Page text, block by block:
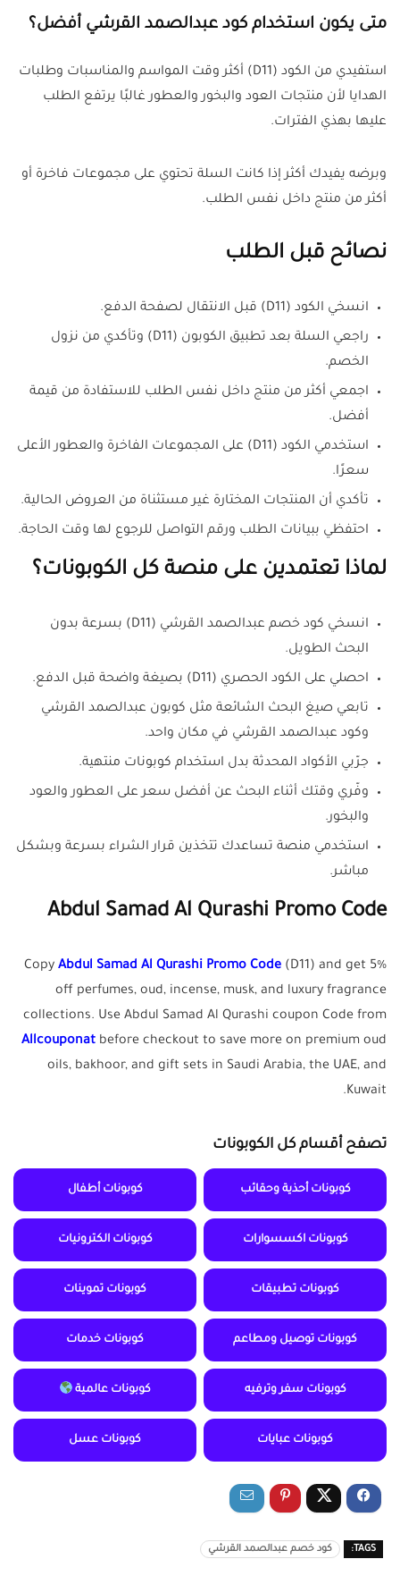
متى يكون استخدام كود عبدالصمد القرشي أفضل؟
استفيدي من الكود (D11) أكثر وقت المواسم والمناسبات وطلبات
الهدايا لأن منتجات العود والبخور والعطور غالبًا يرتفع الطلب
عليها بهذي الفترات.
وبرضه يفيدك أكثر إذا كانت السلة تحتوي على مجموعات فاخرة أو
أكثر من منتج داخل نفس الطلب.
نصائح قبل الطلب
انسخي الكود (D11) قبل الانتقال لصفحة الدفع.
راجعي السلة بعد تطبيق الكوبون (D11) وتأكدي من نزول
الخصم.
اجمعي أكثر من منتج داخل نفس الطلب للاستفادة من قيمة
أفضل.
استخدمي الكود (D11) على المجموعات الفاخرة والعطور الأعلى
سعرًا.
تأكدي أن المنتجات المختارة غير مستثناة من العروض الحالية.
احتفظي ببيانات الطلب ورقم التواصل للرجوع لها وقت الحاجة.
لماذا تعتمدين على منصة كل الكوبونات؟
انسخي كود خصم عبدالصمد القرشي (D11) بسرعة بدون
البحث الطويل.
احصلي على الكود الحصري (D11) بصيغة واضحة قبل الدفع.
تابعي صيغ البحث الشائعة مثل كوبون عبدالصمد القرشي
وكود عبدالصمد القرشي في مكان واحد.
جرّبي الأكواد المحدثة بدل استخدام كوبونات منتهية.
وفّري وقتك أثناء البحث عن أفضل سعر على العطور والعود
والبخور.
استخدمي منصة تساعدك تتخذين قرار الشراء بسرعة وبشكل
مباشر.
Abdul Samad Al Qurashi Promo Code
Copy Abdul Samad Al Qurashi Promo Code (D11) and get 5%
off perfumes, oud, incense, musk, and luxury fragrance
collections. Use Abdul Samad Al Qurashi coupon Code from
Allcouponat before checkout to save more on premium oud
oils, bakhoor, and gift sets in Saudi Arabia, the UAE, and
Kuwait.
تصفح أقسام كل الكوبونات
كوبونات أحذية وحقائب كوبونات أطفال
كوبونات اكسسوارات كوبونات الكترونيات
كوبونات تطبيقات كوبونات تموينات
كوبونات توصيل ومطاعم كوبونات خدمات
كوبونات سفر وترفيه كوبونات عالمية
كوبونات عبايات كوبونات عسل
TAGS: كود خصم عبدالصمد القرشي